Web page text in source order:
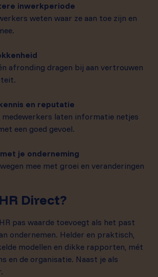
inwerkperiode
weten waar ze aan toe zijn en
afronding dragen bij aan vertrouwen
en reputatie
medewerkers laten informatie netjes
een goed gevoel.
je onderneming
mee met groei en veranderingen
Direct?
pas waarde toevoegt als het past
ondernemen. Helder en praktisch,
modellen en dikke rapporten, mét
en de organisatie. Naast je als